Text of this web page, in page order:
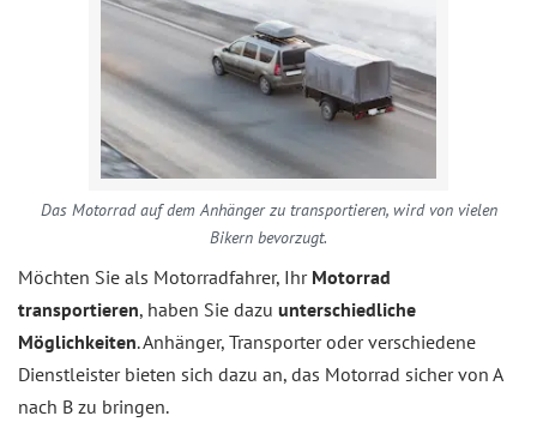
Das Motorrad auf dem Anhänger zu transportieren, wird von vielen
Bikern bevorzugt.
Möchten Sie als Motorradfahrer, Ihr Motorrad
transportieren, haben Sie dazu unterschiedliche
Möglichkeiten. Anhänger, Transporter oder verschiedene
Dienstleister bieten sich dazu an, das Motorrad sicher von A
nach B zu bringen.